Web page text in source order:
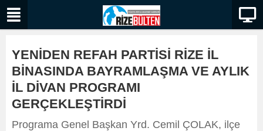
YENİDEN REFAH PARTİSİ RİZE İL
BİNASINDA BAYRAMLAŞMA VE AYLIK
İL DİVAN PROGRAMI
GERÇEKLEŞTİRDİ
Programa Genel Başkan Yrd. Cemil ÇOLAK, ilçe